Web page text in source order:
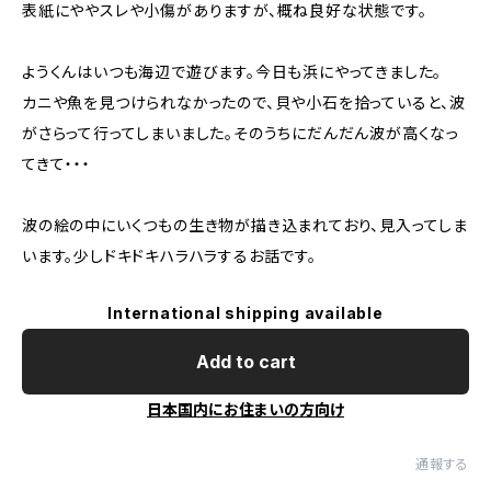
表紙にややスレや小傷がありますが、概ね良好な状態です。
ようくんはいつも海辺で遊びます。今日も浜にやってきました。
カニや魚を見つけられなかったので、貝や小石を拾っていると、波
がさらって行ってしまいました。そのうちにだんだん波が高くなっ
てきて・・・
波の絵の中にいくつもの生き物が描き込まれており、見入ってしま
います。少しドキドキハラハラするお話です。
International shipping available
Add to cart
日本国内にお住まいの方向け
通報する